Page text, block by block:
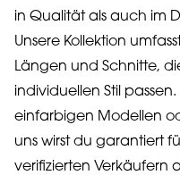
in Qualität als auch im
Unsere Kollektion
Längen und Schnitte,
individuellen Stil
einfarbigen Modellen
uns wirst du garantiert
verifizierten Verkäufern